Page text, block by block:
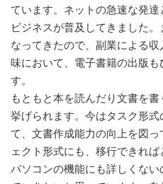
ています。ネットの急速な発
ビジネスが普及してきました
なってきたので、副業による
味において、電子書籍の出版
す。
もともと本を読んだり文書を
挙げられます。今はタスク形
て、文書作成能力の向上を図
ェクト形式にも、移行できれば
パソコンの機能にも詳しくな